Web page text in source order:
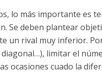
lo más importante es
Se deben plantear
un rival muy inferior.
limitar el
ocasiones cuado la